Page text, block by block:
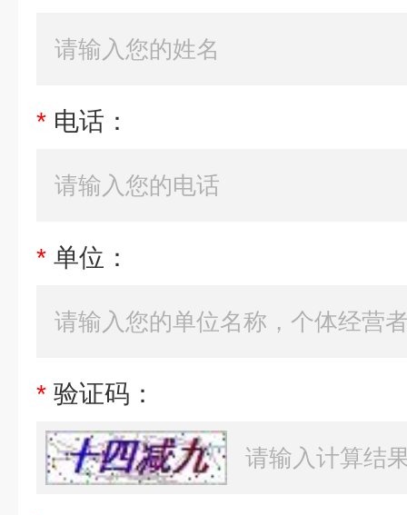
* 电话：
* 单位：
* 验证码：